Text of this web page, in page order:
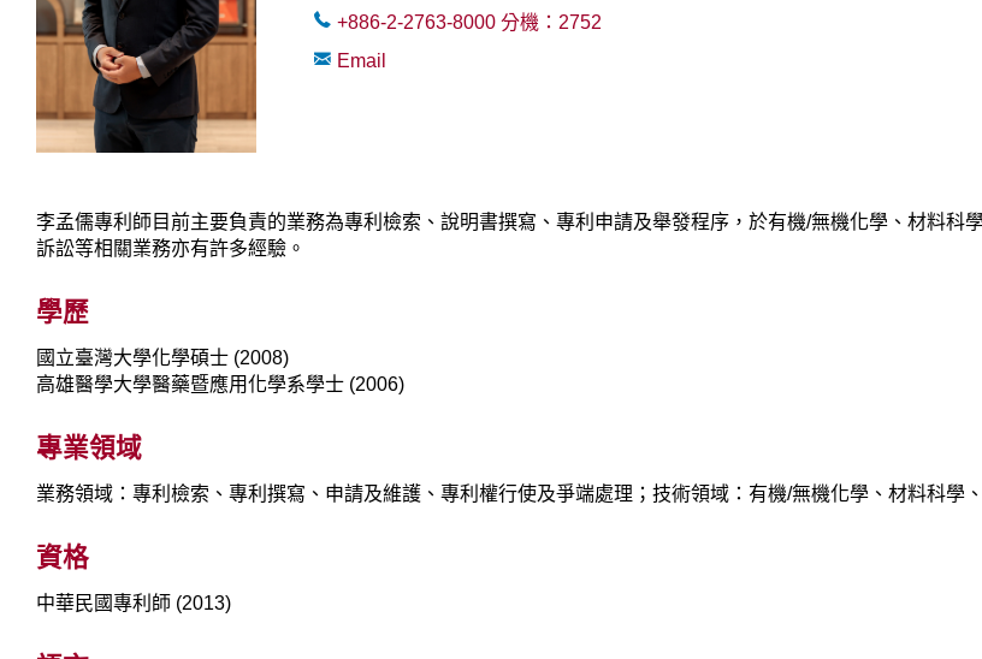
+886-2-2763-8000 分機： 2752
Email
李孟儒專利師目前主要負責的業務為專利檢索、說明書撰寫、專利申請及舉發程序，於有機/無機化學、材料科
訴訟等相關業務亦有許多經驗。
學歷
國立臺灣大學化學碩士 (2008)
高雄醫學大學醫藥暨應用化學系學士 (2006)
專業領域
業務領域：專利檢索、專利撰寫、申請及維護、專利權行使及爭端處理；技術領域：有機/無機化學、材料科學
資格
中華民國專利師 (2013)